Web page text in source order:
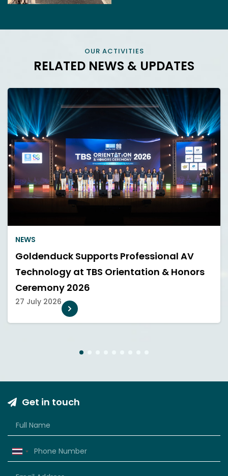
OUR ACTIVITIES
RELATED NEWS & UPDATES
NEWS
Goldenduck Supports Professional AV
Technology at TBS Orientation & Honors
Ceremony 2026
27 July 2026
4
Get in touch
Thailand